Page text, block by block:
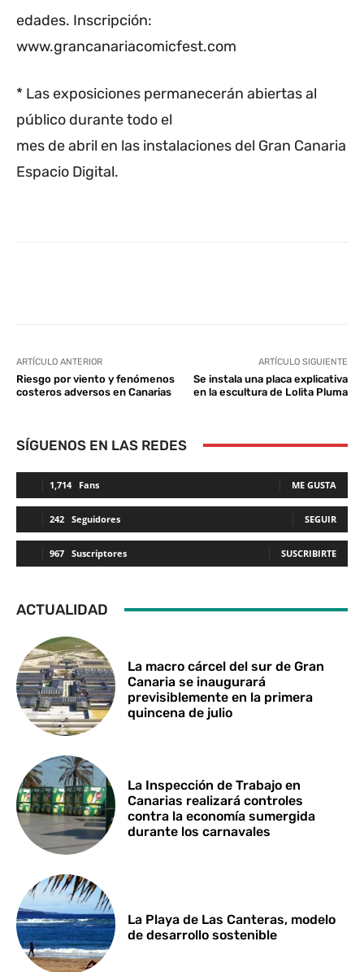
edades. Inscripción:
www.grancanariacomicfest.com
* Las exposiciones permanecerán abiertas al
público durante todo el
mes de abril en las instalaciones del Gran Canaria
Espacio Digital.
ARTÍCULO ANTERIOR
Riesgo por viento y fenómenos
costeros adversos en Canarias
ARTÍCULO SIGUIENTE
Se instala una placa explicativa
en la escultura de Lolita Pluma
SÍGUENOS EN LAS REDES
1,714 Fans ME GUSTA
242 Seguidores SEGUIR
967 Suscriptores SUSCRIBIRTE
ACTUALIDAD
La macro cárcel del sur de Gran
Canaria se inaugurará
previsiblemente en la primera
quincena de julio
La Inspección de Trabajo en
Canarias realizará controles
contra la economía sumergida
durante los carnavales
La Playa de Las Canteras, modelo
de desarrollo sostenible